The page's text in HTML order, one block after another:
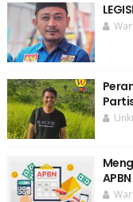
APBN